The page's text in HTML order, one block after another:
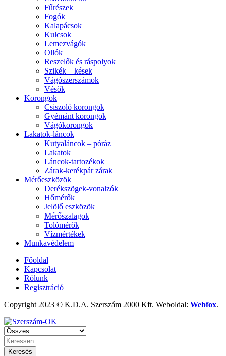
Fűrészek
Fogók
Kalapácsok
Kulcsok
Lemezvágók
Ollók
Reszelők és ráspolyok
Szikék – kések
Vágószerszámok
Vésők
Korongok
Csiszoló korongok
Gyémánt korongok
Vágókorongok
Lakatok-láncok
Kutyaláncok – póráz
Lakatok
Láncok-tartozékok
Zárak-kerékpár zárak
Mérőeszközök
Derékszögek-vonalzók
Hőmérők
Jelölő eszközök
Mérőszalagok
Tolómérők
Vízmértékek
Munkavédelem
Főoldal
Kapcsolat
Rólunk
Regisztráció
Copyright 2023 © K.D.A. Szerszám 2000 Kft. Weboldal: Webfox.
Keresés